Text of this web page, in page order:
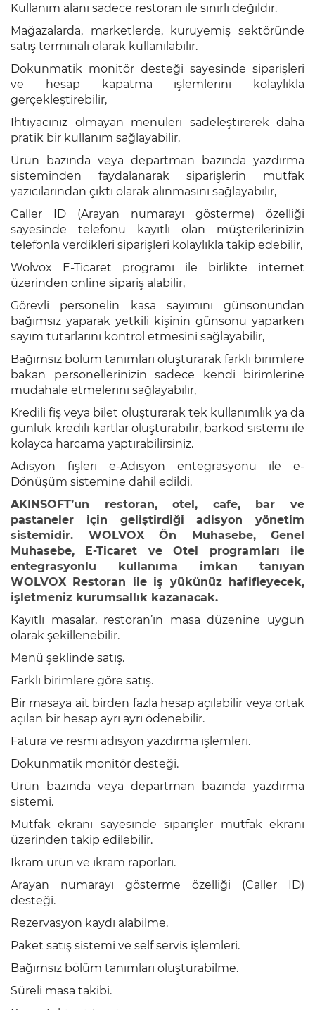
Saha
Satış
NetSürücü
Plus
Akaryakıt
Otomasyonu
Otopark
Yönetimi
NetEmlak
Kurs
Otomasyonu
Sempozyum
Yönetimi
Hipokrat
NetGaleri
e-
Ticaret
OctoCloud
Rezzta
MyFranchise
ProKuaför
LimonDesk
TaskPano
Online
İnsan
Kaynakları
WebConnect
Bulut
e-
Dönüşüm
Çözümleri
İletişim
Kullanım alanı sadece restoran ile sınırlı değildir.
Mağazalarda, marketlerde, kuruyemiş sektöründe
satış terminali olarak kullanılabilir.
Dokunmatik monitör desteği sayesinde siparişleri
ve hesap kapatma işlemlerini kolaylıkla
gerçekleştirebilir,
İhtiyacınız olmayan menüleri sadeleştirerek daha
pratik bir kullanım sağlayabilir,
Ürün bazında veya departman bazında yazdırma
sisteminden faydalanarak siparişlerin mutfak
yazıcılarından çıktı olarak alınmasını sağlayabilir,
Caller ID (Arayan numarayı gösterme) özelliği
sayesinde telefonu kayıtlı olan müşterilerinizin
telefonla verdikleri siparişleri kolaylıkla takip edebilir,
Wolvox E-Ticaret programı ile birlikte internet
üzerinden online sipariş alabilir,
Görevli personelin kasa sayımını günsonundan
bağımsız yaparak yetkili kişinin günsonu yaparken
sayım tutarlarını kontrol etmesini sağlayabilir,
Bağımsız bölüm tanımları oluşturarak farklı birimlere
bakan personellerinizin sadece kendi birimlerine
müdahale etmelerini sağlayabilir,
Kredili fiş veya bilet oluşturarak tek kullanımlık ya da
günlük kredili kartlar oluşturabilir, barkod sistemi ile
kolayca harcama yaptırabilirsiniz.
Adisyon fişleri e-Adisyon entegrasyonu ile e-
Dönüşüm sistemine dahil edildi.
AKINSOFT’un restoran, otel, cafe, bar ve
pastaneler için geliştirdiği adisyon yönetim
sistemidir. WOLVOX Ön Muhasebe, Genel
Muhasebe, E-Ticaret ve Otel programları ile
entegrasyonlu kullanıma imkan tanıyan
WOLVOX Restoran ile iş yükünüz hafifleyecek,
işletmeniz kurumsallık kazanacak.
Kayıtlı masalar, restoran’ın masa düzenine uygun
olarak şekillenebilir.
Menü şeklinde satış.
Farklı birimlere göre satış.
Bir masaya ait birden fazla hesap açılabilir veya ortak
açılan bir hesap ayrı ayrı ödenebilir.
Fatura ve resmi adisyon yazdırma işlemleri.
Dokunmatik monitör desteği.
Ürün bazında veya departman bazında yazdırma
sistemi.
Mutfak ekranı sayesinde siparişler mutfak ekranı
üzerinden takip edilebilir.
İkram ürün ve ikram raporları.
Arayan numarayı gösterme özelliği (Caller ID)
desteği.
Rezervasyon kaydı alabilme.
Paket satış sistemi ve self servis işlemleri.
Bağımsız bölüm tanımları oluşturabilme.
Süreli masa takibi.